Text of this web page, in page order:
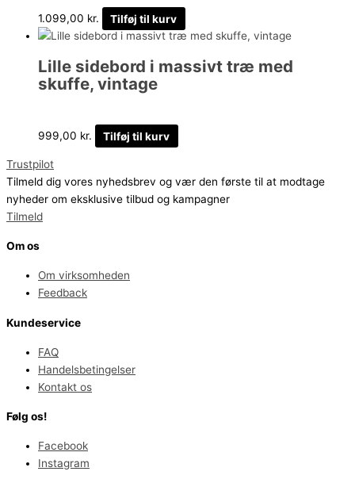
1.099,00 kr. Tilføj til kurv
Lille sidebord i massivt træ med
skuffe, vintage
999,00 kr. Tilføj til kurv
Trustpilot
Tilmeld dig vores nyhedsbrev og vær den første til at modtage
nyheder om eksklusive tilbud og kampagner
Tilmeld
Om os
Om virksomheden
Feedback
Kundeservice
FAQ
Handelsbetingelser
Kontakt os
Følg os!
Facebook
Instagram